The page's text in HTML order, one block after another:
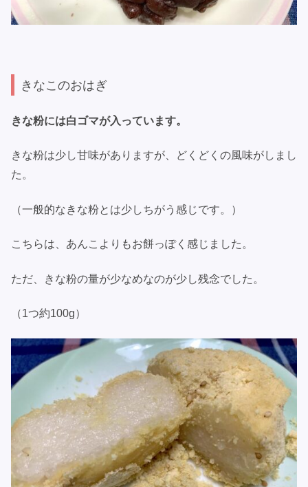
きなこのおはぎ
きな粉には白ゴマが入っています。
きな粉は少し甘味がありますが、どくどくの風味がしまし
た。
（一般的なきな粉とは少しちがう感じです。）
こちらは、あんこよりもお餅っぽく感じました。
ただ、きな粉の量が少なめなのが少し残念でした。
（1つ約100g）